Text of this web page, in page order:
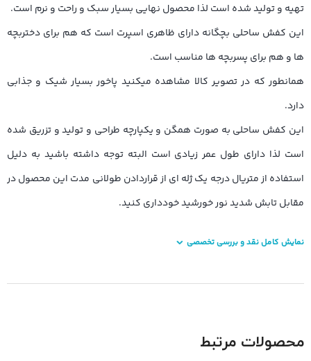
تهیه و تولید شده است لذا محصول نهایی بسیار سبک و راحت و نرم است.
این کفش ساحلی بچگانه دارای ظاهری اسپرت است که هم برای دختربچه
ها و هم برای پسربچه ها مناسب است.
همانطور که در تصویر کالا مشاهده میکنید پاخور بسیار شیک و جذابی
دارد.
این کفش ساحلی به صورت همگن و یکپارچه طراحی و تولید و تزریق شده
است لذا دارای طول عمر زیادی است البته توجه داشته باشید به دلیل
استفاده از متریال درجه یک ژله ای از قراردادن طولانی مدت این محصول در
مقابل تابش شدید نور خورشید خودداری کنید.
نمایش کامل نقد و بررسی تخصصی
محصولات مرتبط